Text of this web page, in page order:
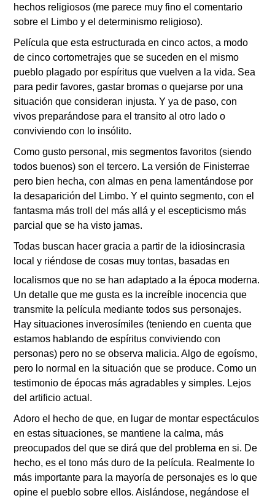
hechos religiosos (me parece muy fino el comentario
sobre el Limbo y el determinismo religioso).
Película que esta estructurada en cinco actos, a modo
de cinco cortometrajes que se suceden en el mismo
pueblo plagado por espíritus que vuelven a la vida. Sea
para pedir favores, gastar bromas o quejarse por una
situación que consideran injusta. Y ya de paso, con
vivos preparándose para el transito al otro lado o
conviviendo con lo insólito.
Como gusto personal, mis segmentos favoritos (siendo
todos buenos) son el tercero. La versión de Finisterrae
pero bien hecha, con almas en pena lamentándose por
la desaparición del Limbo. Y el quinto segmento, con el
fantasma más troll del más alláy el escepticismo más
parcial que se ha visto jamas.
Todas buscan hacer gracia a partir de la idiosincrasia
local y riéndose de cosas muy tontas, basadas en
localismos que no se han adaptado a laépoca moderna.
Un detalle que me gusta es la increíble inocencia que
transmite la película mediante todos sus personajes.
Hay situaciones inverosímiles (teniendo en cuenta que
estamos hablando de espíritus conviviendo con
personas) pero no se observa malicia. Algo de egoísmo,
pero lo normal en la situación que se produce. Como un
testimonio deépocas más agradables y simples. Lejos
del artificio actual.
Adoro el hecho de que, en lugar de montar espectáculos
en estas situaciones, se mantiene la calma, más
preocupados del que se diráque del problema en si. De
hecho, es el tono más duro de la película. Realmente lo
más importante para la mayoría de personajes es lo que
opine el pueblo sobre ellos. Aislándose, negándose el